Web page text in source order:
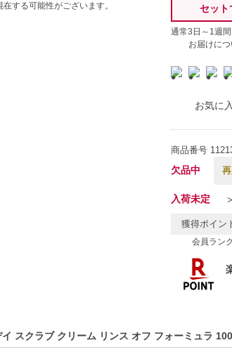
する可能性がございます。 セット
通常3日～1週
お届けにつ
お気に
商品番号
欠品中
入荷未定
獲得ポイン
会員ラン
スクラブ クリーム リンス オフ フォーミュラ